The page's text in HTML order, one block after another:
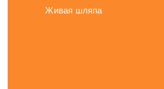
Живая шляпа